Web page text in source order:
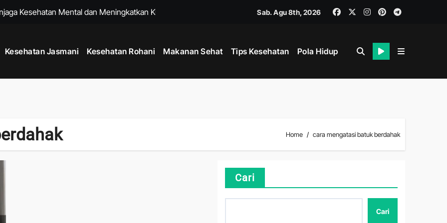
Kesehatan Mental dan Meningkatkan Kualitas Hidup
Usia Muda dengan Kebiasaan Sederhana Setiap Hari
Memperkuat Sistem Imun dan Menjaga Daya Tahan Tubuh
Menjaga Produktivitas di Tengah Aktivitas Padat
dengan Rutinitas Malam yang Mendukung Tubuh Lebih Sehat
Berolahraga agar Tubuh Lebih Siap dan Fleksibel
Sab. Agu 8th, 2026
Kesehatan Jasmani Kesehatan Rohani Makanan Sehat Tips Kesehatan Pola Hidup
Home cara mengatasi batuk berdahak
Cari
Cari